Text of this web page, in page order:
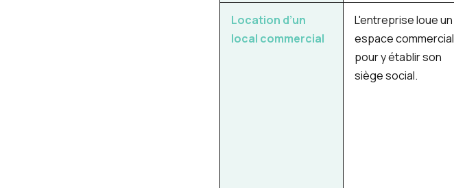
Location d’un
local commercial
L'entreprise loue un
espace commercial
pour y établir son
siège social.